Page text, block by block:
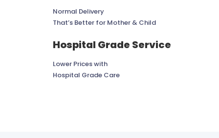
Normal Delivery
That’s Better for Mother & Child
Hospital Grade Service
Lower Prices with
Hospital Grade Care